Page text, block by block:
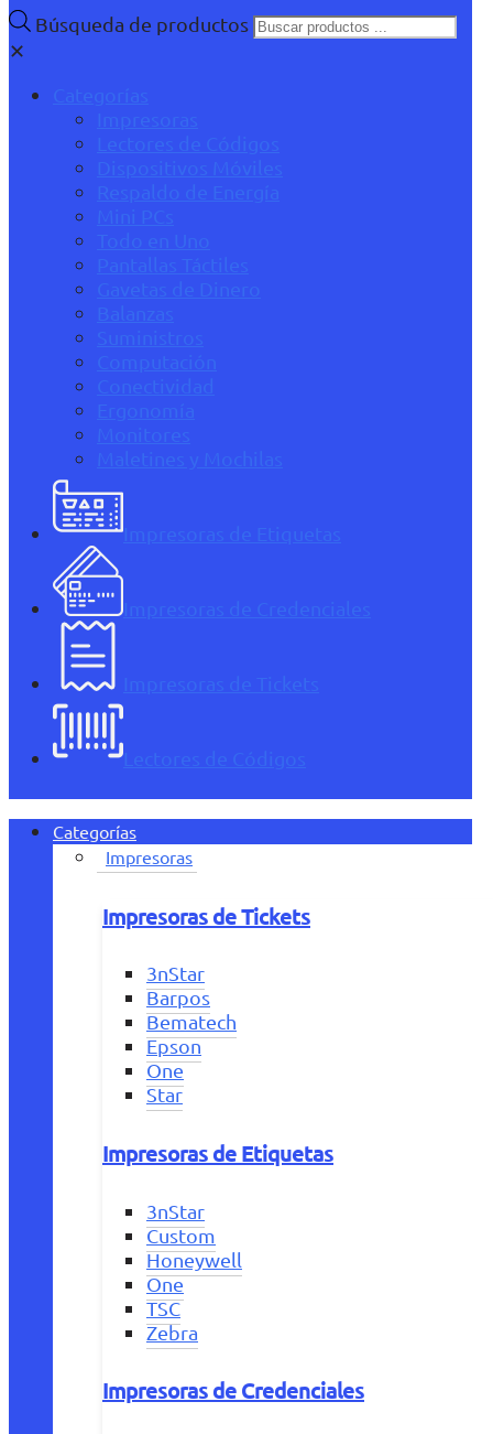
Búsqueda de productos
✕
Categorías
Impresoras
Lectores de Códigos
Dispositivos Móviles
Respaldo de Energía
Mini PCs
Todo en Uno
Pantallas Táctiles
Gavetas de Dinero
Balanzas
Suministros
Computación
Conectividad
Ergonomía
Monitores
Maletines y Mochilas
Impresoras de Etiquetas
Impresoras de Credenciales
Impresoras de Tickets
Lectores de Códigos
Categorías
Impresoras
Impresoras de Tickets
3nStar
Barpos
Bematech
Epson
One
Star
Impresoras de Etiquetas
3nStar
Custom
Honeywell
One
TSC
Zebra
Impresoras de Credenciales